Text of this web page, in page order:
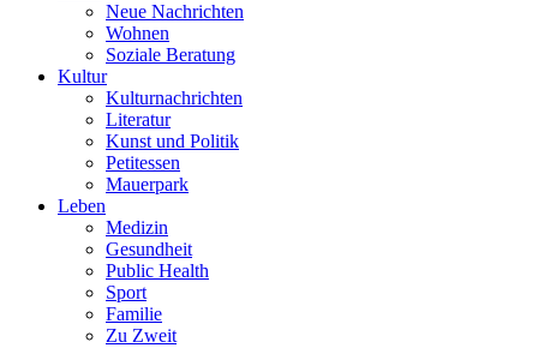
Neue Nachrichten
Wohnen
Soziale Beratung
Kultur
Kulturnachrichten
Literatur
Kunst und Politik
Petitessen
Mauerpark
Leben
Medizin
Gesundheit
Public Health
Sport
Familie
Zu Zweit